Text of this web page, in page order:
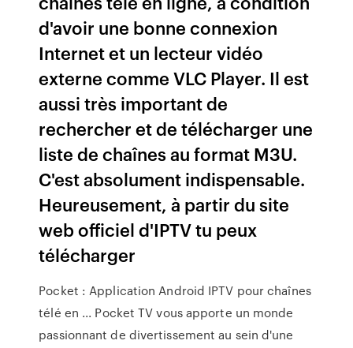
d'avoir une bonne connexion
Internet et un lecteur vidéo
externe comme VLC Player. Il est
aussi très important de
rechercher et de télécharger une
liste de chaînes au format M3U.
C'est absolument indispensable.
Heureusement, à partir du site
web officiel d'IPTV tu peux
télécharger
Pocket : Application Android IPTV pour chaînes
télé en ... Pocket TV vous apporte un monde
passionnant de divertissement au sein d'une